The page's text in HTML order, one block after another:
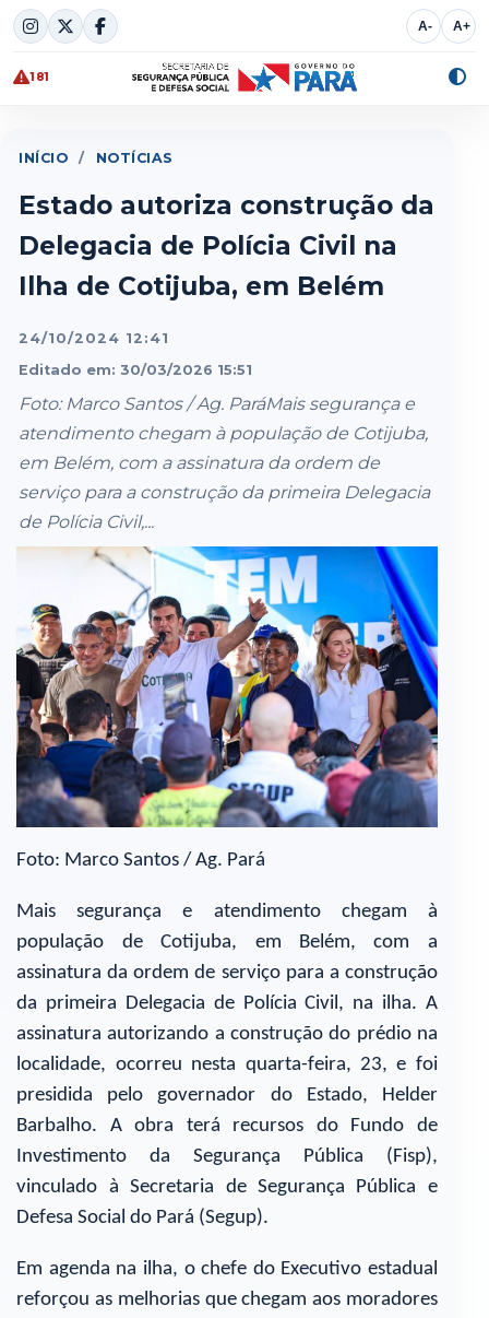
Skip
to
content
A- A+
181
INÍCIO / NOTÍCIAS
Estado autoriza construção da
Delegacia de Polícia Civil na
Ilha de Cotijuba, em Belém
24/10/2024 12:41
Editado em: 30/03/2026 15:51
Foto: Marco Santos / Ag. ParáMais segurança e
atendimento chegam à população de Cotijuba,
em Belém, com a assinatura da ordem de
serviço para a construção da primeira Delegacia
de Polícia Civil,...
Foto: Marco Santos / Ag. Pará
Mais segurança e atendimento chegam à
população de Cotijuba, em Belém, com a
assinatura da ordem de serviço para a construção
da primeira Delegacia de Polícia Civil, na ilha. A
assinatura autorizando a construção do prédio na
localidade, ocorreu nesta quarta-feira, 23, e foi
presidida pelo governador do Estado, Helder
Barbalho. A obra terá recursos do Fundo de
Investimento da Segurança Pública (Fisp),
vinculado à Secretaria de Segurança Pública e
Defesa Social do Pará (Segup).
Em agenda na ilha, o chefe do Executivo estadual
reforçou as melhorias que chegam aos moradores